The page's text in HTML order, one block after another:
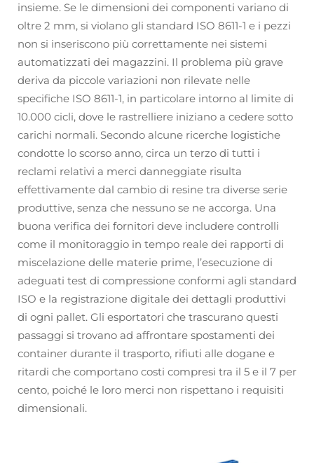
insieme. Se le dimensioni dei componenti variano di
oltre 2 mm, si violano gli standard ISO 8611-1 e i pezzi
non si inseriscono più correttamente nei sistemi
automatizzati dei magazzini. Il problema più grave
deriva da piccole variazioni non rilevate nelle
specifiche ISO 8611-1, in particolare intorno al limite di
10.000 cicli, dove le rastrelliere iniziano a cedere sotto
carichi normali. Secondo alcune ricerche logistiche
condotte lo scorso anno, circa un terzo di tutti i
reclami relativi a merci danneggiate risulta
effettivamente dal cambio di resine tra diverse serie
produttive, senza che nessuno se ne accorga. Una
buona verifica dei fornitori deve includere controlli
come il monitoraggio in tempo reale dei rapporti di
miscelazione delle materie prime, l’esecuzione di
adeguati test di compressione conformi agli standard
ISO e la registrazione digitale dei dettagli produttivi
di ogni pallet. Gli esportatori che trascurano questi
passaggi si trovano ad affrontare spostamenti dei
container durante il trasporto, rifiuti alle dogane e
ritardi che comportano costi compresi tra il 5 e il 7 per
cento, poiché le loro merci non rispettano i requisiti
dimensionali.